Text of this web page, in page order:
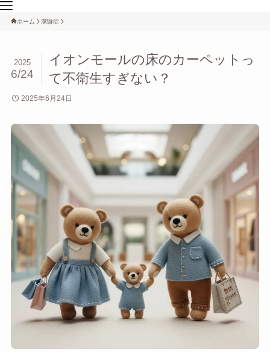
ホーム 潔癖症
イオンモールの床のカーペットっ
て不衛生すぎない？
2025
6/24
2025年6月24日